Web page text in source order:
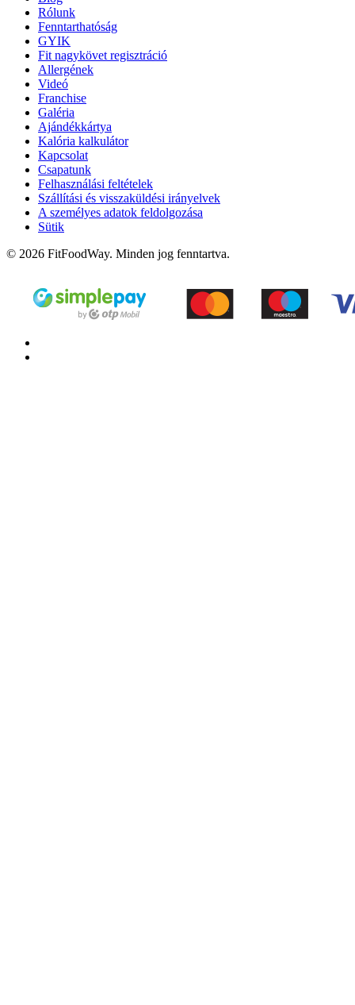
Rólunk
Fenntarthatóság
GYIK
Fit nagykövet regisztráció
Allergének
Videó
Franchise
Galéria
Ajándékkártya
Kalória kalkulátor
Kapcsolat
Csapatunk
Felhasználási feltételek
Szállítási és visszaküldési irányelvek
A személyes adatok feldolgozása
Sütik
© 2026 FitFoodWay. Minden jog fenntartva.